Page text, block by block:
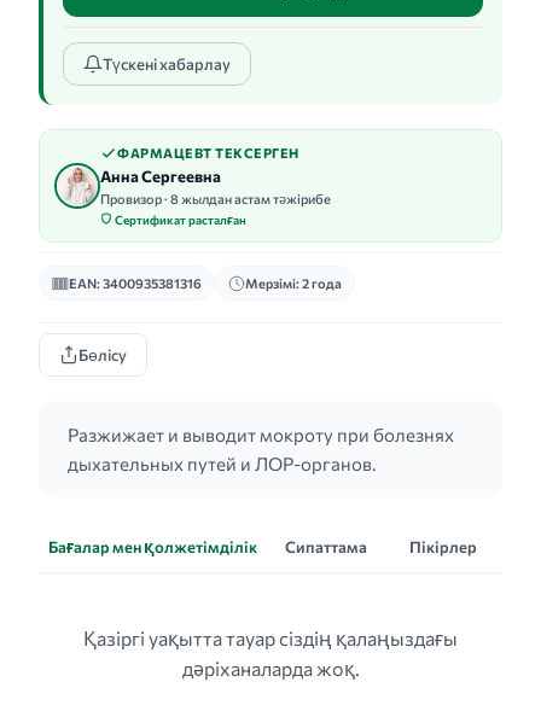
Түскені хабарлау
ФАРМАЦЕВТ ТЕКСЕРГЕН
Анна Сергеевна
Провизор · 8 жылдан астам тәжірибе
Сертификат расталған
EAN: 3400935381316 Мерзімі: 2 года
Бөлісу
Разжижает и выводит мокроту при болезнях
дыхательных путей и ЛОР-органов.
Бағалар мен қолжетімділік Сипаттама Пікірлер
Қазіргі уақытта тауар сіздің қалаңыздағы
дәріханаларда жоқ.